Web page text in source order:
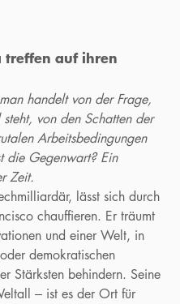
treffen auf ihren
handelt von der Frage,
von den Schatten der
Arbeitsbedingungen
die Gegenwart? Ein
Zeit.
lässt sich durch
chauffieren. Er träumt
und einer Welt, in
demokratischen
Stärksten behindern. Seine
– ist es der Ort für